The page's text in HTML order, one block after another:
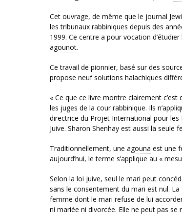
Cet ouvrage, de même que le journal
les tribunaux rabbiniques depuis des
1999. Ce centre a pour vocation
agounot.
Ce travail de pionnier, basé sur des
propose neuf solutions halachiques
« Ce que ce livre montre clairement
les juges de la cour rabbinique. Ils
directrice du Projet International pour les
Juive. Sharon Shenhay est aussi la
Traditionnellement, une agouna est une
aujourd’hui, le terme s’applique au «
Selon la loi juive, seul le mari peut
sans le consentement du mari est nul.
femme dont le mari refuse de lui
ni mariée ni divorcée. Elle ne peut pas